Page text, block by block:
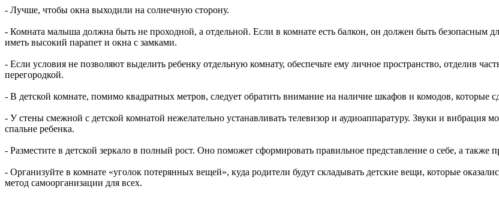
- Лучше, чтобы окна выходили на солнечную сторону.
- Комната малыша должна быть не проходной, а отдельной. Если в комнате есть балкон, он должен быть безопасным
иметь высокий парапет и окна с замками.
- Если условия не позволяют выделить ребенку отдельную комнату, обеспечьте ему личное пространство, отделив
перегородкой.
- В детской комнате, помимо квадратных метров, следует обратить внимание на наличие шкафов и комодов, которые
- У стены смежной с детской комнатой нежелательно устанавливать телевизор и аудиоаппаратуру. Звуки и вибрация
спальне ребенка.
- Разместите в детской зеркало в полный рост. Оно поможет сформировать правильное представление о себе, а также
- Организуйте в комнате «уголок потерянных вещей», куда родители будут складывать детские вещи, которые
метод самоорганизации для всех.